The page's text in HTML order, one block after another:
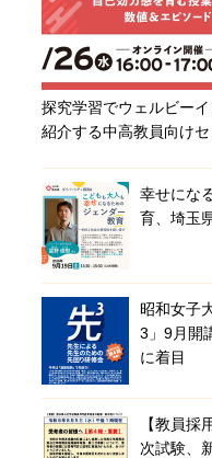
探究学習でウェルビー
紹介する中高教員向け
幸せにな
育、埼玉
昭和女子
3」9月開
に着目
【教員採
次試験、